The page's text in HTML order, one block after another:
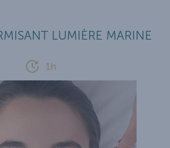
LUMIÈRE MARINE
1h